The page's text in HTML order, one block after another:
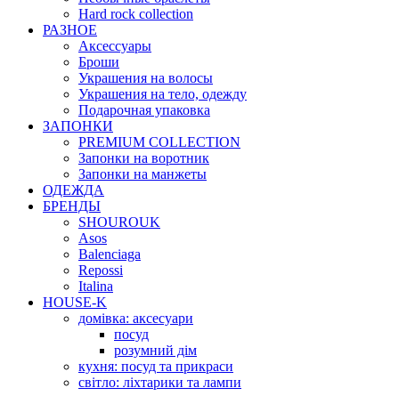
Hard rock collection
РАЗНОЕ
Аксессуары
Броши
Украшения на волосы
Украшения на тело, одежду
Подарочная упаковка
ЗАПОНКИ
PREMIUM COLLECTION
Запонки на воротник
Запонки на манжеты
ОДЕЖДА
БРЕНДЫ
SHOUROUK
Asos
Balenciaga
Repossi
Italina
HOUSE-K
домівка: аксесуари
посуд
розумний дім
кухня: посуд та прикраси
світло: ліхтарики та лампи